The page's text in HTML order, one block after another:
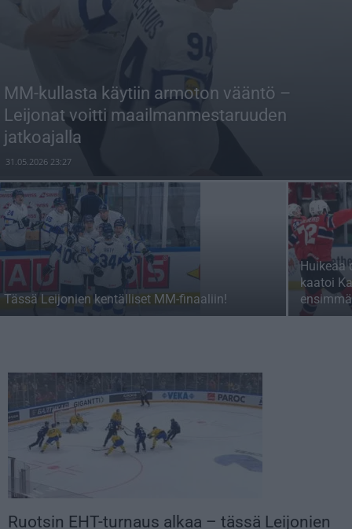
MM-kullasta käytiin armoton vääntö –
Leijonat voitti maailmanmestaruuden
jatkoajalla
31.05.2026 23:27
Tässä Leijonien kentälliset MM-finaaliin!
Huikeaa
kaatoi
Ruotsin EHT-turnaus alkaa – tässä Leijonien